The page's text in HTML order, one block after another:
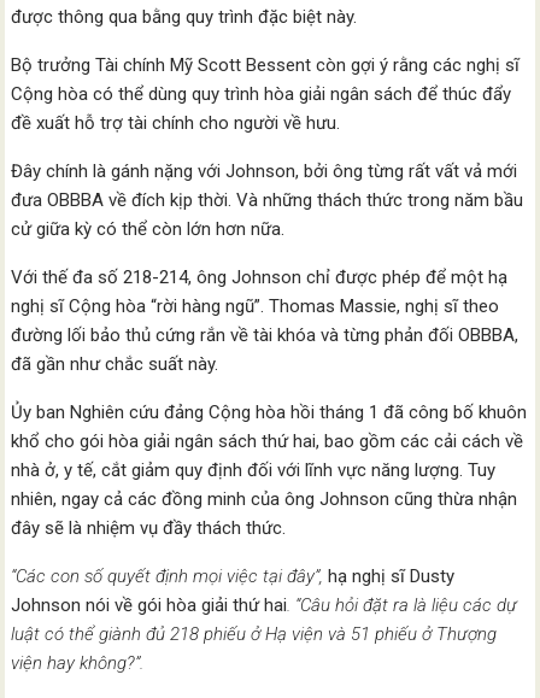
được thông qua bằng quy trình đặc biệt này.
Bộ trưởng Tài chính Mỹ Scott Bessent còn gợi ý rằng các nghị sĩ
Cộng hòa có thể dùng quy trình hòa giải ngân sách để thúc đẩy
đề xuất hỗ trợ tài chính cho người về hưu.
Đây chính là gánh nặng với Johnson, bởi ông từng rất vất vả mới
đưa OBBBA về đích kịp thời. Và những thách thức trong năm bầu
cử giữa kỳ có thể còn lớn hơn nữa.
Với thế đa số 218-214, ông Johnson chỉ được phép để một hạ
nghị sĩ Cộng hòa “rời hàng ngũ”. Thomas Massie, nghị sĩ theo
đường lối bảo thủ cứng rắn về tài khóa và từng phản đối OBBBA,
đã gần như chắc suất này.
Ủy ban Nghiên cứu đảng Cộng hòa hồi tháng 1 đã công bố khuôn
khổ cho gói hòa giải ngân sách thứ hai, bao gồm các cải cách về
nhà ở, y tế, cắt giảm quy định đối với lĩnh vực năng lượng. Tuy
nhiên, ngay cả các đồng minh của ông Johnson cũng thừa nhận
đây sẽ là nhiệm vụ đầy thách thức.
“Các con số quyết định mọi việc tại đây”, hạ nghị sĩ Dusty
Johnson nói về gói hòa giải thứ hai. “Câu hỏi đặt ra là liệu các dự
luật có thể giành đủ 218 phiếu ở Hạ viện và 51 phiếu ở Thượng
viện hay không?”.